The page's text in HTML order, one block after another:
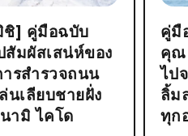
ชิ] คู่มือฉบับ
มผัสเสน่ห์ของ
รสำรวจถนน
นเลียบชายฝั่ง
ามิ ไคโด
คู่มื
คุณ
ไป
ลิ้ม
ทุก